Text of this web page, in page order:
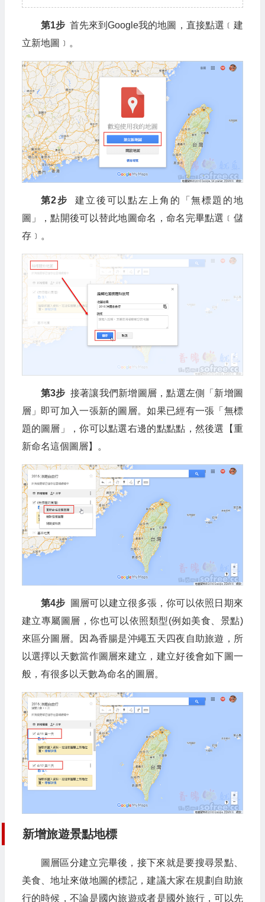
第1步首先來到Google我的地圖，直接點選﹝建
立新地圖﹞。
第2步
建立後可以點左上角的「無標題的地
圖」，點開後可以替此地圖命名，命名完畢點選﹝儲
存﹞。
第3步 接著讓我們新增圖層，點選左側「新增圖
層」即可加入一張新的圖層。如果已經有一張「無標
題的圖層」，你可以點選右邊的點點點，然後選【重
新命名這個圖層】。
第4步 圖層可以建立很多張，你可以依照日期來
建立專屬圖層，你也可以依照類型(例如美食、景點)
來區分圖層。因為香腸是沖繩五天四夜自助旅遊，所
以選擇以天數當作圖層來建立，建立好後會如下圖一
般，有很多以天數為命名的圖層。
新增旅遊景點地標
圖層區分建立完畢後，接下來就是要搜尋景點、
美食、地址來做地圖的標記，建議大家在規劃自助旅
行的時候，不論是國內旅遊或者是國外旅行，可以先